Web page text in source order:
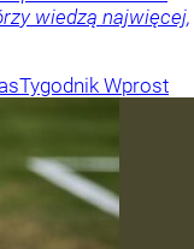
wiedzą najwięcej,
Tygodnik Wprost